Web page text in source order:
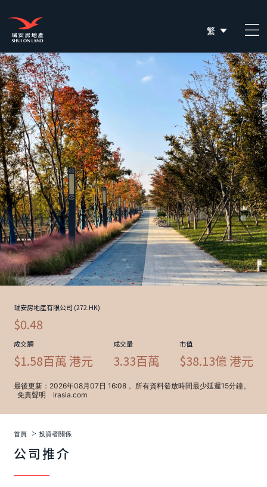
繁
简
EN
首頁 > 投資者關係
公司推介